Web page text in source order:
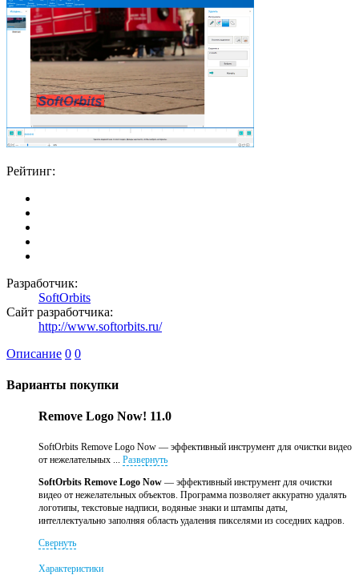
Рейтинг:
Разработчик:
SoftOrbits
Сайт разработчика:
http://www.softorbits.ru/
Описание 0 0
Варианты покупки
Remove Logo Now! 11.0
SoftOrbits Remove Logo Now — эффективный инструмент для очистки видео
от нежелательных ... Развернуть
SoftOrbits Remove Logo Now — эффективный инструмент для очистки
видео от нежелательных объектов. Программа позволяет аккуратно удалять
логотипы, текстовые надписи, водяные знаки и штампы даты,
интеллектуально заполняя область удаления пикселями из соседних кадров.
Свернуть
Характеристики